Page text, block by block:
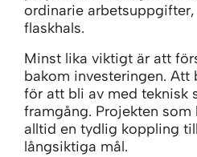
ordinarie
flaskhals.
Minst lika viktigt är att
bakom investeringen. Att
för att bli av med teknisk
framgång. Projekten som
alltid en tydlig koppling
långsiktiga mål.